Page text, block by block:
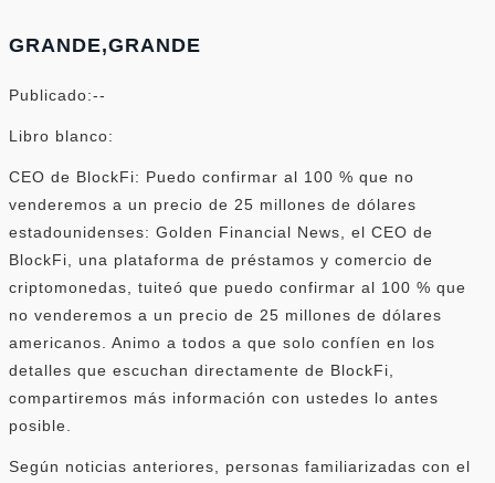
GRANDE,GRANDE
Publicado:--
Libro blanco:
CEO de BlockFi: Puedo confirmar al 100 % que no
venderemos a un precio de 25 millones de dólares
estadounidenses: Golden Financial News, el CEO de
BlockFi, una plataforma de préstamos y comercio de
criptomonedas, tuiteó que puedo confirmar al 100 % que
no venderemos a un precio de 25 millones de dólares
americanos. Animo a todos a que solo confíen en los
detalles que escuchan directamente de BlockFi,
compartiremos más información con ustedes lo antes
posible.
Según noticias anteriores, personas familiarizadas con el